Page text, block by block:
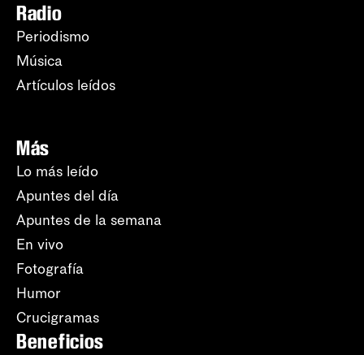
Radio
Periodismo
Música
Artículos leídos
Más
Lo más leído
Apuntes del día
Apuntes de la semana
En vivo
Fotografía
Humor
Crucigramas
Beneficios